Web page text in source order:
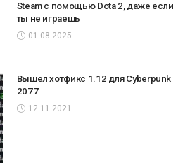
Steam с помощью Dota 2, даже если
ты не играешь
01.08.2025
Вышел хотфикс 1.12 для Cyberpunk
2077
12.11.2021